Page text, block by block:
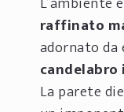
raffinato
adornato da
La parete